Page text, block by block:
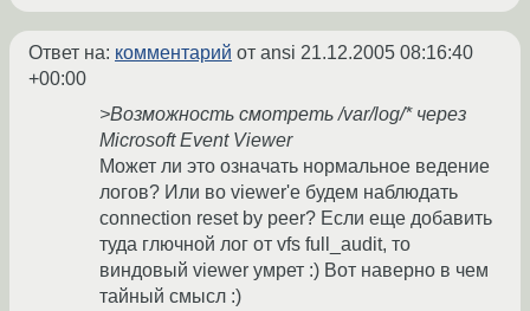
Ответ на: комментарий от ansi 21.12.2005 08:16:40
+00:00
>Возможность смотреть /var/log/* через
Microsoft Event Viewer
Может ли это означать нормальное ведение
логов? Или во viewer'e будем наблюдать
connection reset by peer? Если еще добавить
туда глючной лог от vfs full_audit, то
виндовый viewer умрет :) Вот наверно в чем
тайный смысл :)